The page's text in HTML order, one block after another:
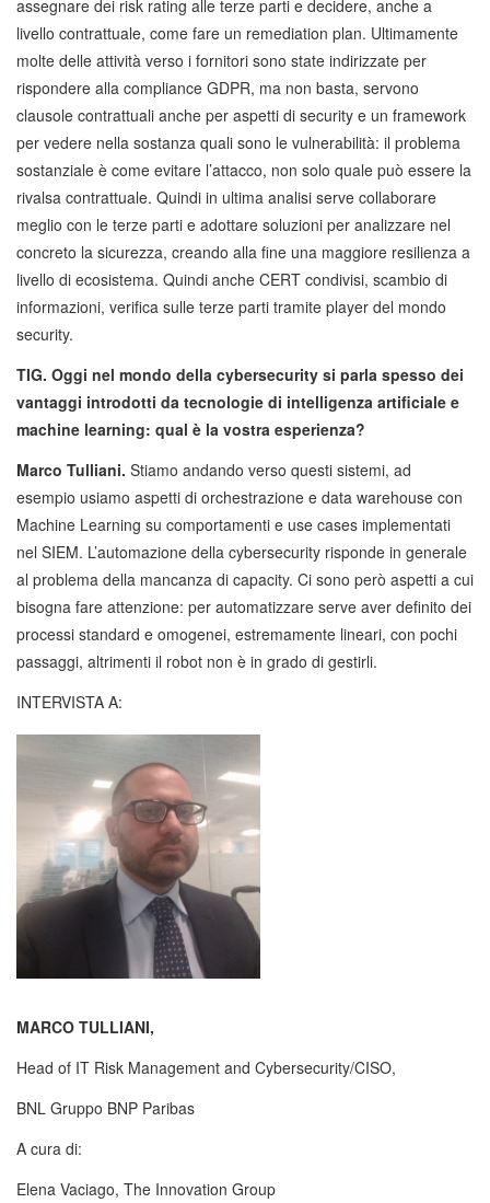
assegnare dei risk rating alle terze parti e decidere, anche a
livello contrattuale, come fare un remediation plan. Ultimamente
molte delle attività verso i fornitori sono state indirizzate per
rispondere alla compliance GDPR, ma non basta, servono
clausole contrattuali anche per aspetti di security e un framework
per vedere nella sostanza quali sono le vulnerabilità: il problema
sostanziale è come evitare l’attacco, non solo quale può essere la
rivalsa contrattuale. Quindi in ultima analisi serve collaborare
meglio con le terze parti e adottare soluzioni per analizzare nel
concreto la sicurezza, creando alla fine una maggiore resilienza a
livello di ecosistema. Quindi anche CERT condivisi, scambio di
informazioni, verifica sulle terze parti tramite player del mondo
security.
TIG. Oggi nel mondo della cybersecurity si parla spesso dei
vantaggi introdotti da tecnologie di intelligenza artificiale e
machine learning: qual è la vostra esperienza?
Marco Tulliani. Stiamo andando verso questi sistemi, ad
esempio usiamo aspetti di orchestrazione e data warehouse con
Machine Learning su comportamenti e use cases implementati
nel SIEM. L’automazione della cybersecurity risponde in generale
al problema della mancanza di capacity. Ci sono però aspetti a cui
bisogna fare attenzione: per automatizzare serve aver definito dei
processi standard e omogenei, estremamente lineari, con pochi
passaggi, altrimenti il robot non è in grado di gestirli.
INTERVISTA A:
MARCO TULLIANI,
Head of IT Risk Management and Cybersecurity/CISO,
BNL Gruppo BNP Paribas
A cura di:
Elena Vaciago, The Innovation Group